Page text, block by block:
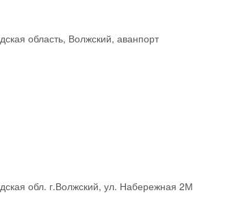
область, Волжский, аванпорт
обл. г.Волжский, ул. Набережная 2М